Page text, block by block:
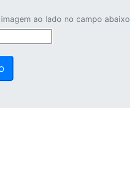
ao lado no campo abaixo